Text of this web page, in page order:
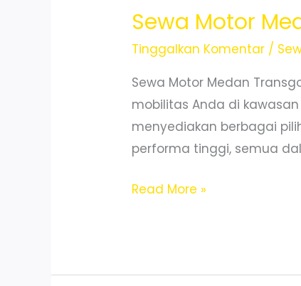
dan
Nyaman
Sewa Motor
Tinggalkan Komentar /
Sewa Motor Medan
mobilitas Anda di
menyediakan berbagai
performa tinggi, semua
Sewa
Unit
Read More »